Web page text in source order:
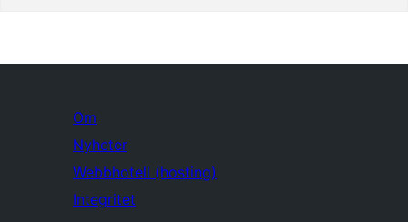
Om
Nyheter
Webbhotell (hosting)
Integritet